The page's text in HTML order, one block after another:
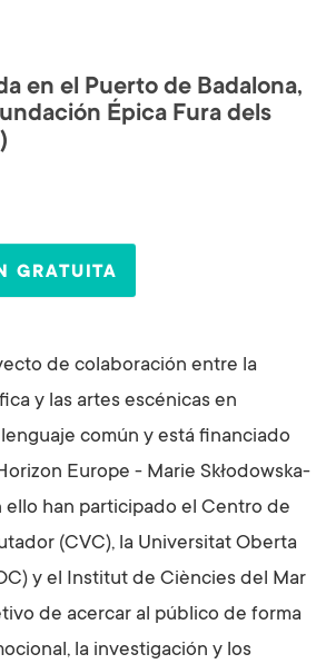
en el Puerto de Badalona,
Épica Fura dels
GRATUITA
de colaboración entre la
y las artes escénicas en
común y está financiado
Europe - Marie Skłodowska-
ello han participado el Centro de
(CVC), la Universitat Oberta
y el Institut de Ciències del Mar
de acercar al público de forma
la investigación y los